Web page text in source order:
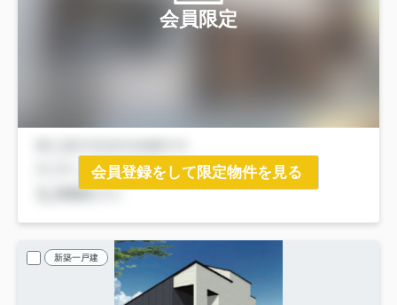
会員限定
会員登録をして限定物件を見る
新築一戸建